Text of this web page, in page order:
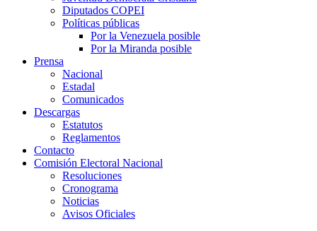
Diputados COPEI
Políticas públicas
Por la Venezuela posible
Por la Miranda posible
Prensa
Nacional
Estadal
Comunicados
Descargas
Estatutos
Reglamentos
Contacto
Comisión Electoral Nacional
Resoluciones
Cronograma
Noticias
Avisos Oficiales